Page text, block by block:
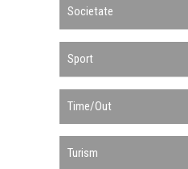
Societate
Sport
Time/Out
Turism